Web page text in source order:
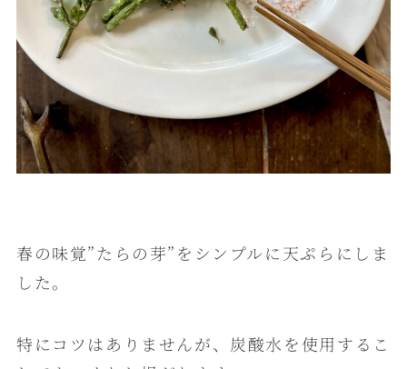
春の味覚”たらの芽”をシンプルに天ぷらにしま
した。
特にコツはありませんが、炭酸水を使用するこ